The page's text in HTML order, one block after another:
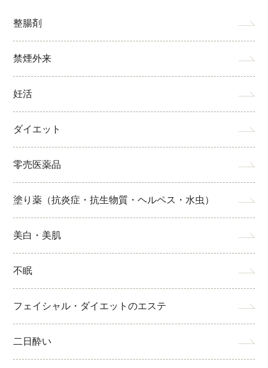
整腸剤
禁煙外来
妊活
ダイエット
零売医薬品
塗り薬（抗炎症・抗生物質・ヘルペス・水虫）
美白・美肌
不眠
フェイシャル・ダイエットのエステ
二日酔い